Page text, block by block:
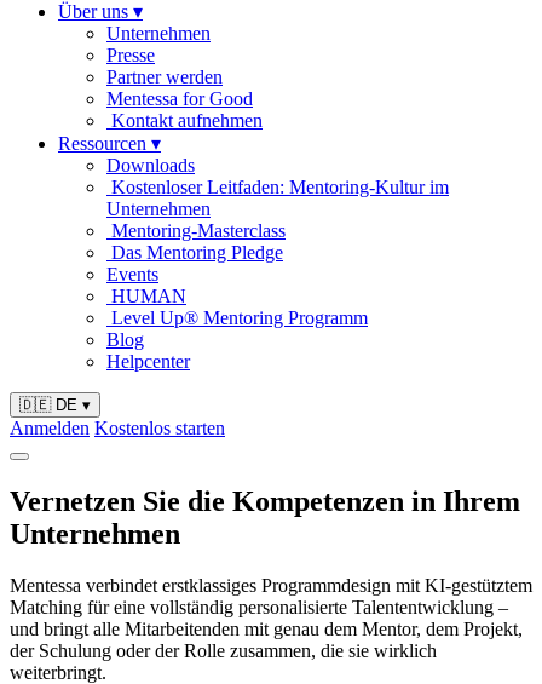
Über uns ▾
Unternehmen
Presse
Partner werden
Mentessa for Good
Kontakt aufnehmen
Ressourcen ▾
Downloads
Kostenloser Leitfaden: Mentoring-Kultur im
Unternehmen
Mentoring-Masterclass
Das Mentoring Pledge
Events
HUMAN
Level Up® Mentoring Programm
Blog
Helpcenter
🇩🇪 DE ▾
Anmelden Kostenlos starten
Vernetzen Sie die Kompetenzen in Ihrem
Unternehmen
Mentessa verbindet erstklassiges Programmdesign mit KI-gestütztem
Matching für eine vollständig personalisierte Talententwicklung –
und bringt alle Mitarbeitenden mit genau dem Mentor, dem Projekt,
der Schulung oder der Rolle zusammen, die sie wirklich
weiterbringt.